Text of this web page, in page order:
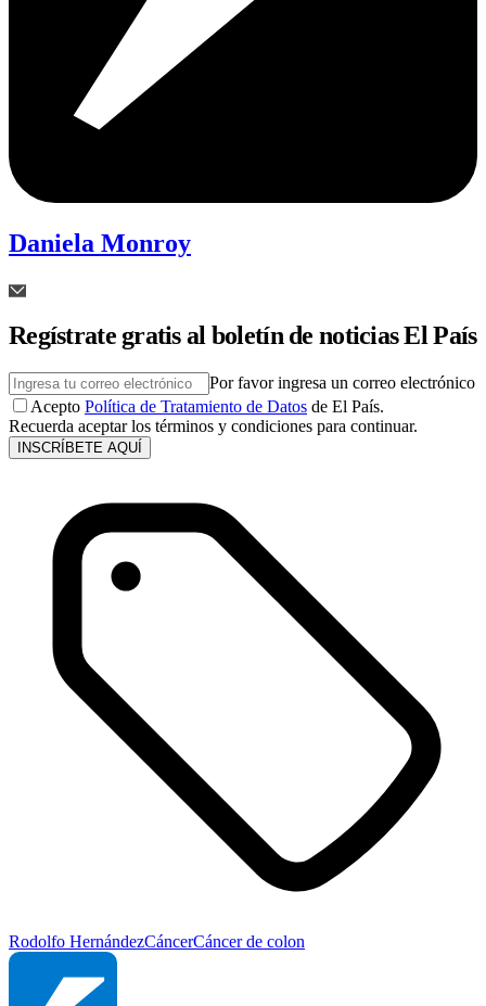
Daniela Monroy
Regístrate gratis al boletín de noticias El País
Por favor ingresa un correo electrónico
Acepto Política de Tratamiento de Datos de El País.
Recuerda aceptar los términos y condiciones para continuar.
INSCRÍBETE AQUÍ
Rodolfo HernándezCáncerCáncer de colon